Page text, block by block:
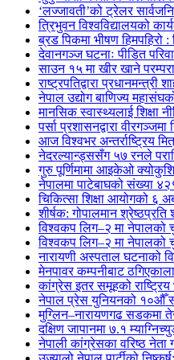
‘लज्जावती’को ट्रेलर
त्रिभुवन विश्वविद्यालयको
ब्रड पिकमा भीषण हिमपहिरो :
देवानगञ्ज घटनाः पीडित
साउन १५ मा खीर खाने
राष्ट्रपतिद्वारा
नेपाल उद्योग बाणिज्य
मानसिक स्वास्थ्यलाई शिक्षा
पर्सा प्रशासनद्वारा वीरगञ्जमा
आज विश्वभर अन्तर्राष्ट्रिय
नेदरल्यान्ड्ससँग ५७ रनले
गुरु पूर्णिमामा आइकेओ
नेपालमा पाटेबाघको संख्या
चिकित्सा शिक्षा आयोगको ६
शीर्षक: गोपालमान श्रेष्ठप्रति
विश्वकप लिग–२ मा नेपालको
विश्वकप लिग–२ मा नेपालको
नारायणी अस्पताल घटनाको
मेनपावर कम्पनीबाट
कांग्रेस इतर समूहको राष्ट्रिय
नेपाल प्रेस युनियनको १०औँ
मुग्लिन–नारायणगढ सडकमा
दक्षिण जापानमा ७.१
नेपाली कांग्रेसका वरिष्ठ नेता